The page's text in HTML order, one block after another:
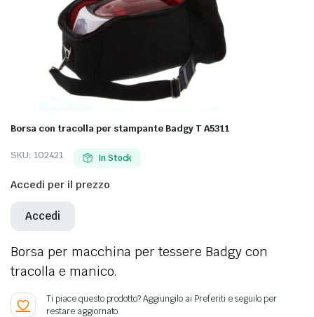
Borsa con tracolla per stampante Badgy T A5311
SKU: 102421 In Stock
Accedi per il prezzo
Accedi
Borsa per macchina per tessere Badgy con
tracolla e manico.